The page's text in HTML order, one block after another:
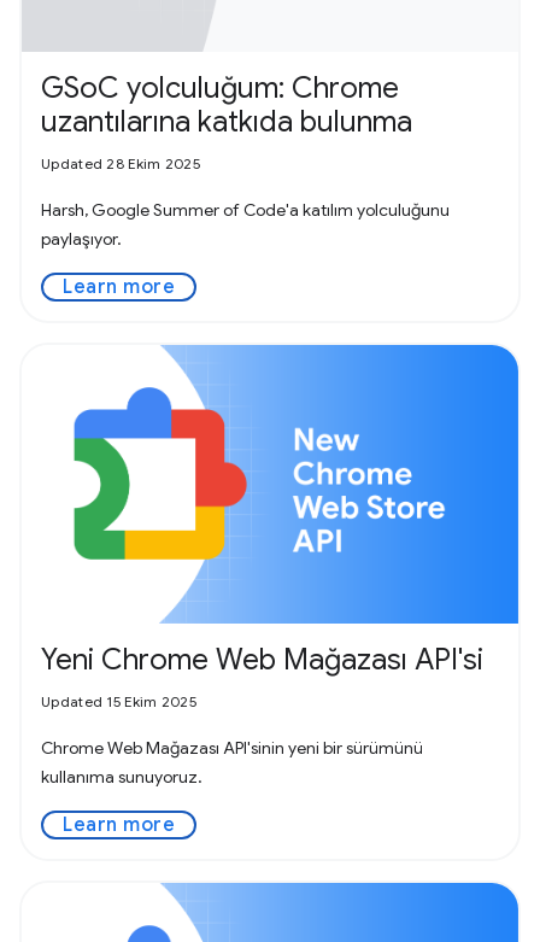
GSoC yolculuğum: Chrome
uzantılarına katkıda bulunma
Updated 28 Ekim 2025
Harsh, Google Summer of Code'a katılım yolculuğunu
paylaşıyor.
Learn more
Yeni Chrome Web Mağazası API'si
Updated 15 Ekim 2025
Chrome Web Mağazası API'sinin yeni bir sürümünü
kullanıma sunuyoruz.
Learn more